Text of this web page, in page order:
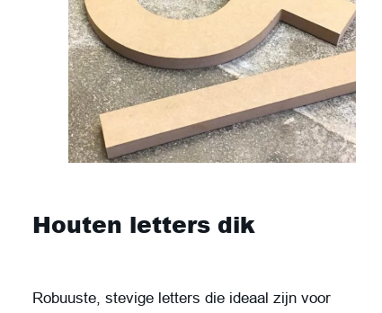
Houten letters dik
Robuuste, stevige letters die ideaal zijn voor